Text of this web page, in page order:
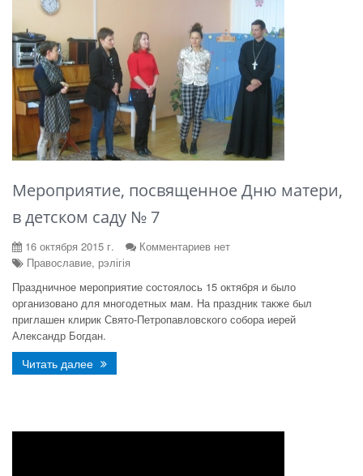
Мероприятие, посвященное Дню матери,
в детском саду № 7
16 октября 2015 г.
Комментариев нет
Православие, рэлігія
Праздничное мероприятие состоялось 15 октября и было
организовано для многодетных мам. На праздник также был
приглашен клирик Свято-Петропавловского собора иерей
Александр Богдан.
Читать далее